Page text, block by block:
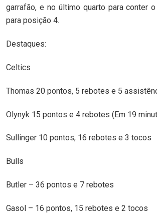
garrafão, e no último quarto para conter
para posição 4.
Destaques:
Celtics
Thomas 20 pontos, 5 rebotes e 5
Olynyk 15 pontos e 4 rebotes (Em 19
Sullinger 10 pontos, 16 rebotes e 3 tocos
Bulls
Butler – 36 pontos e 7 rebotes
Gasol – 16 pontos, 15 rebotes e 2 tocos